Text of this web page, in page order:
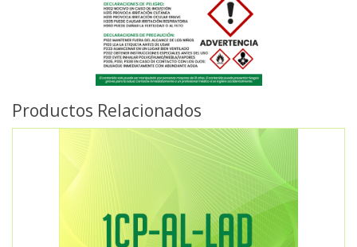
Productos Relacionados